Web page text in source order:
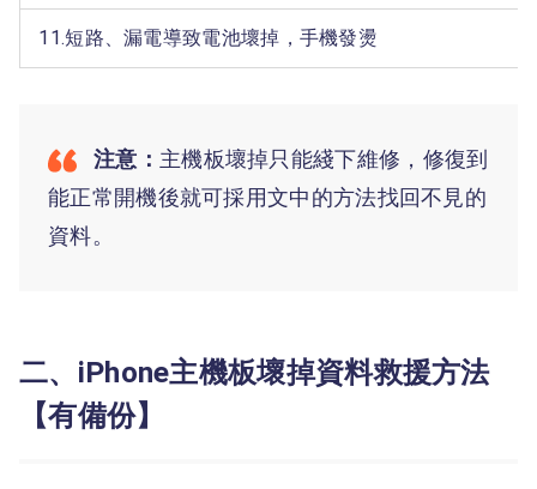
11.短路、漏電導致電池壞掉，手機發燙
注意： 主機板壞掉只能綫下維修，修復到
能正常開機後就可採用文中的方法找回不見的
資料。
二、iPhone主機板壞掉資料救援方法
【有備份】